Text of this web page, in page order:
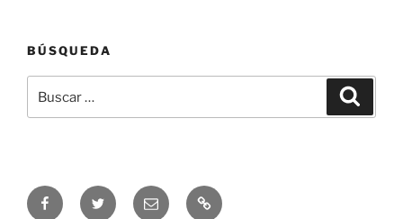
BÚSQUEDA
por:
SíguenosSíguenosCorreo Audio